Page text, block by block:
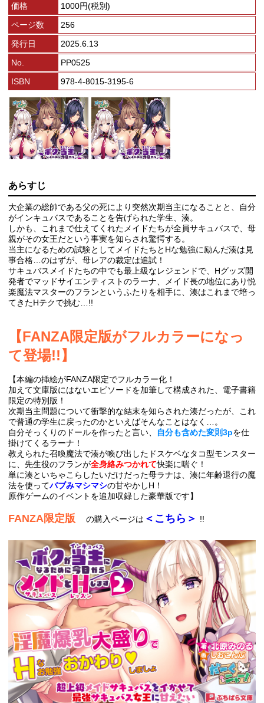
価格
1000円(税別)
ページ数
256
発行日
2025.6.13
No.
PP0525
ISBN
978-4-8015-3195-6
あらすじ
大企業の総帥である父の死により突然次期当主になることと、自分
がインキュバスであることを告げられた学生、湊。
しかも、これまで仕えてくれたメイドたちが全員サキュバスで、母
親がその女王だという事実を知らされ驚愕する。
当主になるための試験としてメイドたちとHな勉強に励んだ湊は見
事合格…のはずが、母レアの裁定は追試！
サキュバスメイドたちの中でも最上級なレジェンドで、Hグッズ開
発者でマッドサイエンティストのラーナ、メイド長の地位にあり悦
楽魔法マスターのフランというふたりを相手に、湊はこれまで培っ
てきたHテクで挑む…!!
【FANZA限定版がフルカラーになっ
て登場!!】
【本編の挿絵がFANZA限定でフルカラー化！
加えて文庫版にはないエピソードを加筆して構成された、電子書籍
限定の特別版！
次期当主問題について衝撃的な結末を知らされた湊だったが、これ
で普通の学生に戻ったのかといえばそんなことはなく…。
自分そっくりのドールを作ったと言い、
自分も含めた変則3pを仕
掛けてくるラーナ！
教えられた召喚魔法で湊が喚び出したドスケベなタコ型モンスター
に、先生役のフランが全身絡みつかれて快楽に喘ぐ！
単に湊といちゃこらしたいだけだった母ラナは、湊に年齢退行の魔
法を使ってバブみマシマシの甘やかしH！
原作ゲームのイベントを追加収録した豪華版です】
FANZA限定版 の購入ページは ＜こちら＞ !!